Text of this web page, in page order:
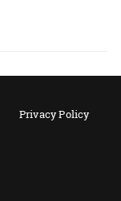
Privacy Policy